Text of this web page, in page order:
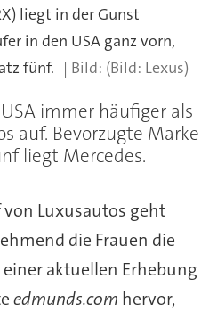
liegt in der Gunst
in den USA ganz vorn,
fünf.
(Bild: Lexus)
immer häufiger als
auf. Bevorzugte Marke
liegt Mercedes.
Luxusautos geht
die Frauen die
einer aktuellen Erhebung
edmunds.com hervor,